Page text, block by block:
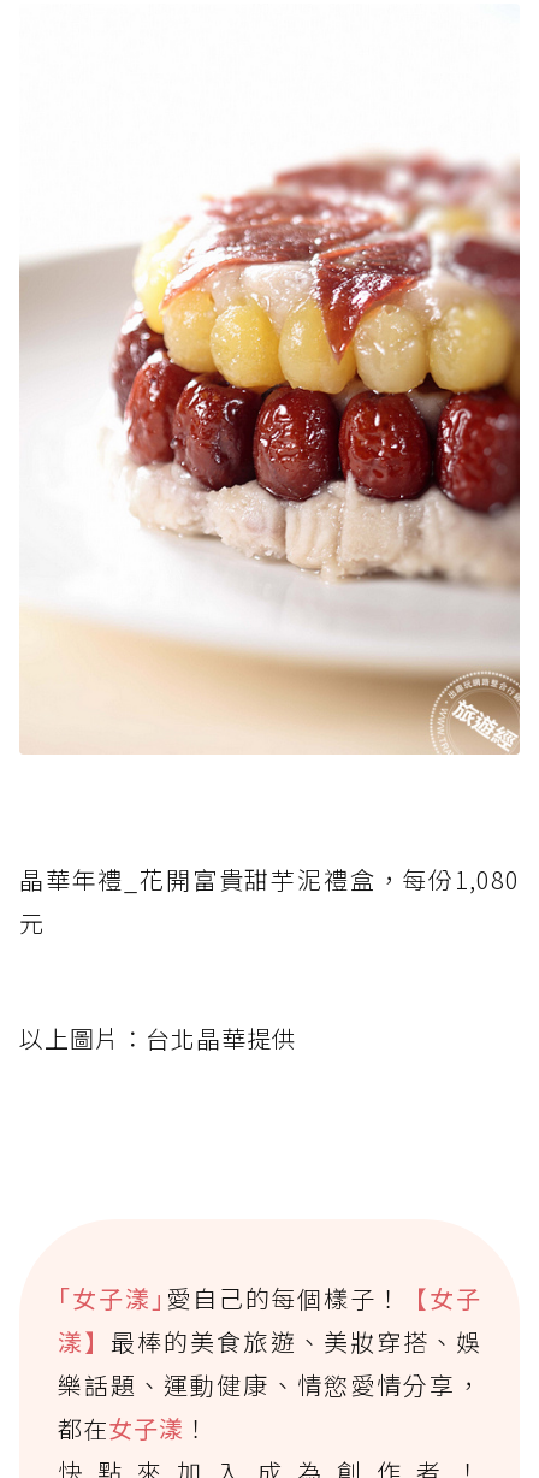
晶華年禮_花開富貴甜芋泥禮盒，每份1,080
元
以上圖片：台北晶華提供
｢女子漾｣ 愛自己的每個樣子！
【女子
漾】最棒的美食旅遊、美妝穿搭、娛
樂話題、運動健康、情慾愛情分享，
都在女子漾 ！